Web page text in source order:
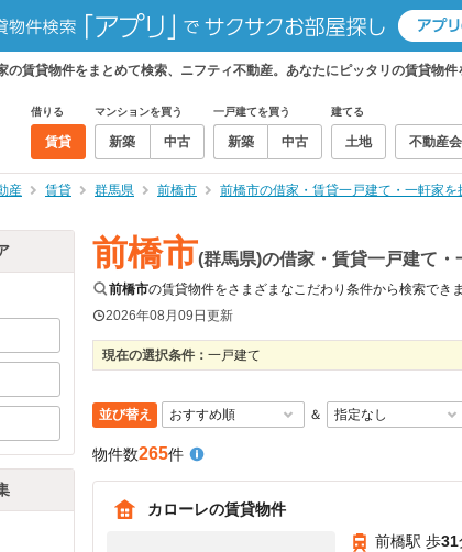
の賃貸物件をまとめて検索、ニフティ不動産。あなたにピッタリの賃貸物件
借りる
賃貸
マンションを買う
新築 中古
一戸建てを買う
新築 中古
建てる
土地 不動産
産 賃貸 群馬県 前橋市 前橋市の借家・賃貸一戸建て・一軒家を
前橋市(群馬県)の借家・賃貸一戸建て・
前橋市の賃貸物件をさまざまなこだわり条件から検索できま
2026年08月09日更新
現在の選択条件： 一戸建て
並び替え ＆
物件数265件
カローレの賃貸物件
前橋駅 歩31